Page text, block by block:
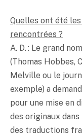
Quelles ont été
rencontrées ?
A. D. : Le grand
(Thomas Hobbes,
Melville ou le
exemple) a
pour une mise en
des originaux
des traductions